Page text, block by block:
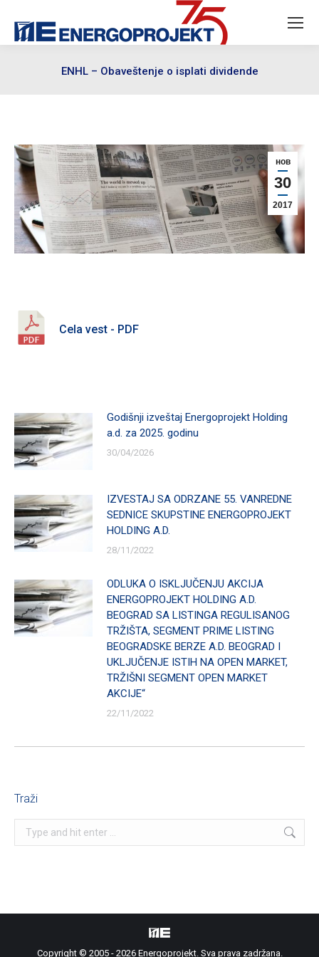
ENHL – Obaveštenje o isplati dividende
нов
30
2017
Cela vest - PDF
Godišnji izveštaj Energoprojekt Holding
a.d. za 2025. godinu
30/04/2026
IZVESTAJ SA ODRZANE 55. VANREDNE
SEDNICE SKUPSTINE ENERGOPROJEKT
HOLDING A.D.
28/11/2022
ODLUKA O ISKLJUČENJU AKCIJA
ENERGOPROJEKT HOLDING A.D.
BEOGRAD SA LISTINGA REGULISANOG
TRŽIŠTA, SEGMENT PRIME LISTING
BEOGRADSKE BERZE A.D. BEOGRAD I
UKLJUČENJE ISTIH NA OPEN MARKET,
TRŽIŠNI SEGMENT OPEN MARKET
AKCIJE“
22/11/2022
Traži
Search:
Copyright © 2005 - 2026 Energoprojekt. Sva prava zadržana.